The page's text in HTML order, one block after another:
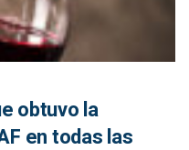
obtuvo la
en todas las